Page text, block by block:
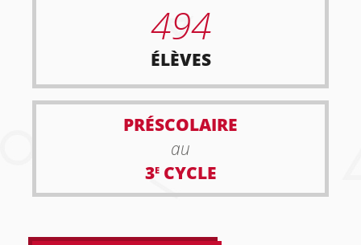
494
ÉLÈVES
PRÉSCOLAIRE
au
3ECYCLE